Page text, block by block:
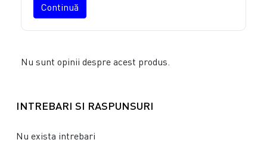
Continuă
Nu sunt opinii despre acest produs.
INTREBARI SI RASPUNSURI
Nu exista intrebari